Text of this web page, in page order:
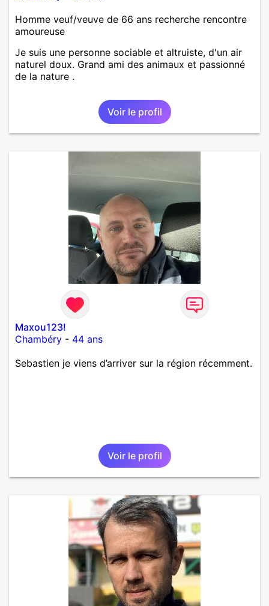
Homme veuf/veuve de 66 ans recherche rencontre
amoureuse
Je suis une personne sociable et altruiste, d'un air
naturel doux. Grand ami des animaux et passionné
de la nature .
Voir le profil
Maxou123!
Chambéry - 44 ans
Sebastien je viens d’arriver sur la région récemment.
Voir le profil